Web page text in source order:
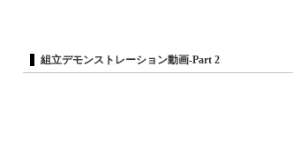
組立デモンストレーション動画-Part 2